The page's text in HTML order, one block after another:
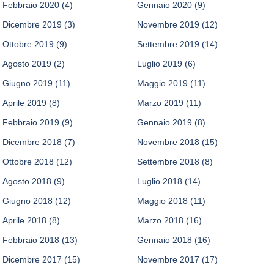
Febbraio 2020 (4) Gennaio 2020 (9)
Dicembre 2019 (3) Novembre 2019 (12)
Ottobre 2019 (9) Settembre 2019 (14)
Agosto 2019 (2) Luglio 2019 (6)
Giugno 2019 (11) Maggio 2019 (11)
Aprile 2019 (8) Marzo 2019 (11)
Febbraio 2019 (9) Gennaio 2019 (8)
Dicembre 2018 (7) Novembre 2018 (15)
Ottobre 2018 (12) Settembre 2018 (8)
Agosto 2018 (9) Luglio 2018 (14)
Giugno 2018 (12) Maggio 2018 (11)
Aprile 2018 (8) Marzo 2018 (16)
Febbraio 2018 (13) Gennaio 2018 (16)
Dicembre 2017 (15) Novembre 2017 (17)